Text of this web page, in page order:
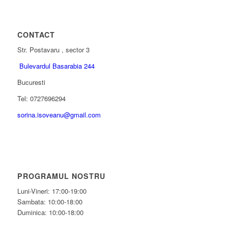
CONTACT
Str. Postavaru , sector 3
Bulevardul Basarabia 244
Bucuresti
Tel: 0727696294
sorina.isoveanu@gmail.com
PROGRAMUL NOSTRU
Luni-Vineri: 17:00-19:00
Sambata: 10:00-18:00
Duminica: 10:00-18:00